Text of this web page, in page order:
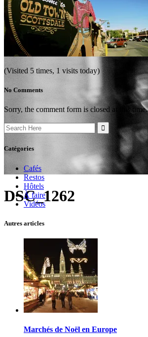
DSC_1262
(Visited 5 times, 1 visits today)
No Comments
Sorry, the comment form is closed at this time.
Search
for:
Catégories
Cafés
Restos
Hôtels
À faire
Vidéos
Autres articles
Marchés de Noël en Europe